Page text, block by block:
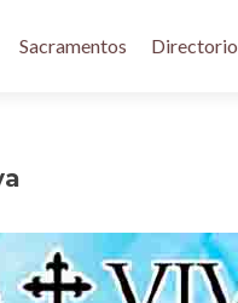
Sacramentos Directorio